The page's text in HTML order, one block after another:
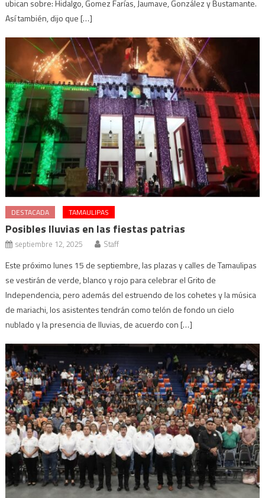
ubican sobre: Hidalgo, Gomez Farías, Jaumave, González y Bustamante.
Así también, dijo que […]
DESTACADA TAMAULIPAS
Posibles lluvias en las fiestas patrias
septiembre 12, 2025 Staff
Este próximo lunes 15 de septiembre, las plazas y calles de Tamaulipas
se vestirán de verde, blanco y rojo para celebrar el Grito de
Independencia, pero además del estruendo de los cohetes y la música
de mariachi, los asistentes tendrán como telón de fondo un cielo
nublado y la presencia de lluvias, de acuerdo con […]